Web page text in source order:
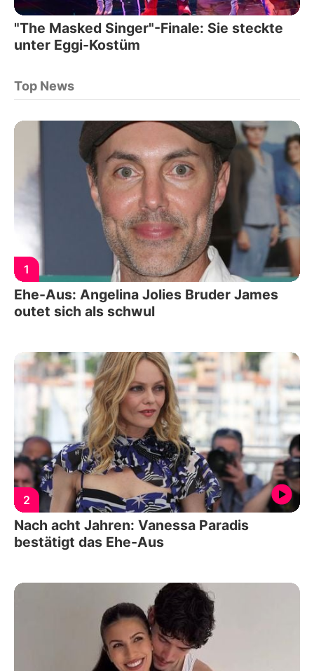
"The Masked Singer"-Finale: Sie steckte
unter Eggi-Kostüm
Top News
1
Ehe-Aus: Angelina Jolies Bruder James
outet sich als schwul
2
Nach acht Jahren: Vanessa Paradis
bestätigt das Ehe-Aus